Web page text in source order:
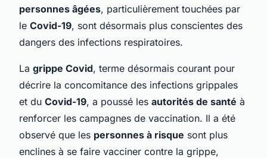
personnes âgées, particulièrement touchées par
le Covid-19, sont désormais plus conscientes des
dangers des infections respiratoires.
La grippe Covid, terme désormais courant pour
décrire la concomitance des infections grippales
et du Covid-19, a poussé les autorités de santé à
renforcer les campagnes de vaccination. Il a été
observé que les personnes à risque sont plus
enclines à se faire vacciner contre la grippe,